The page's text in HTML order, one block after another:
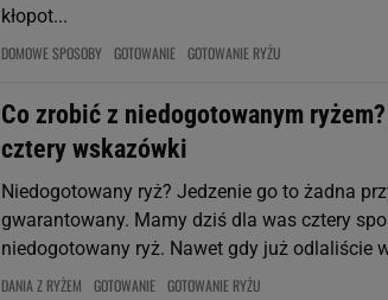
kłopot...
DOMOWE SPOSOBY GOTOWANIE GOTOWANIE RYŻU
Co zrobić z niedogotowanym
cztery wskazówki
Niedogotowany ryż? Jedzenie go to żadna
gwarantowany. Mamy dziś dla was cztery
niedogotowany ryż. Nawet gdy już odlaliście
DANIA Z RYŻEM GOTOWANIE GOTOWANIE RYŻU